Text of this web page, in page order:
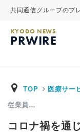
共同通信グループのプ
KYODO NEWS
PRWIRE
TOP 医療サー
従業員…
コロナ禍を通